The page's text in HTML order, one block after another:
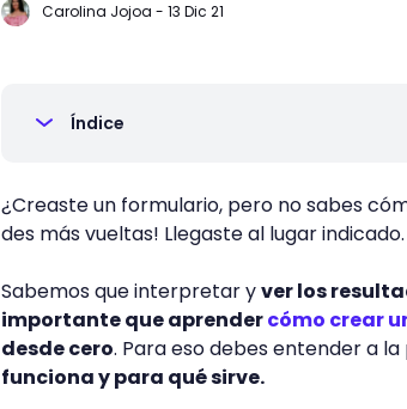
Carolina Jojoa - 13 Dic 21
Índice
¿Creaste un formulario, pero no sabes
des más vueltas! Llegaste al lugar indicado.
Sabemos que interpretar yver los
importante que aprendercómo crear
desde cero. Para eso debes entender a
funciona y para qué sirve.